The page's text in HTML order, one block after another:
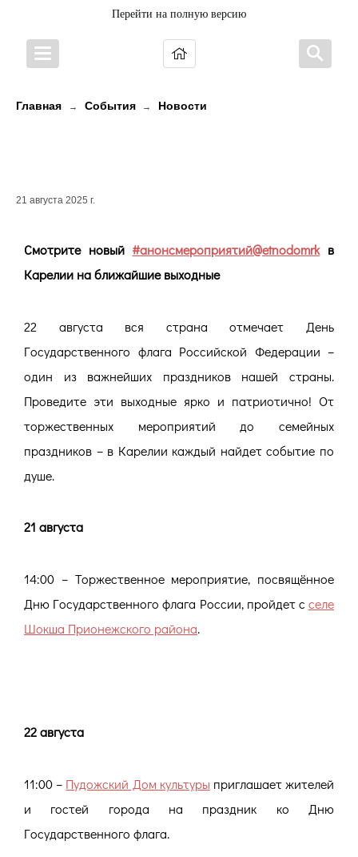
Перейти на полную версию
Главная → События → Новости
21 августа 2025 г.
Смотрите новый #анонсмероприятий@etnodomrkв
Карелии на ближайшие выходные
22 августа вся страна отмечает День
Государственного флага Российской Федерации –
один из важнейших праздников нашей страны.
Проведите эти выходные ярко и патриотично! От
торжественных мероприятий до семейных
праздников – в Карелии каждый найдет событие по
душе.
21 августа
14:00 – Торжественное мероприятие, посвящённое
Дню Государственного флага России, пройдет с селе
Шокша Прионежского района.
22 августа
11:00 – Пудожский Дом культуры приглашает жителей
и гостей города на праздник ко Дню
Государственного флага.